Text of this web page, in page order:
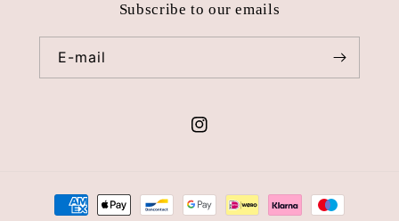
Subscribe to our emails
E-mail
Instagram
Métodos